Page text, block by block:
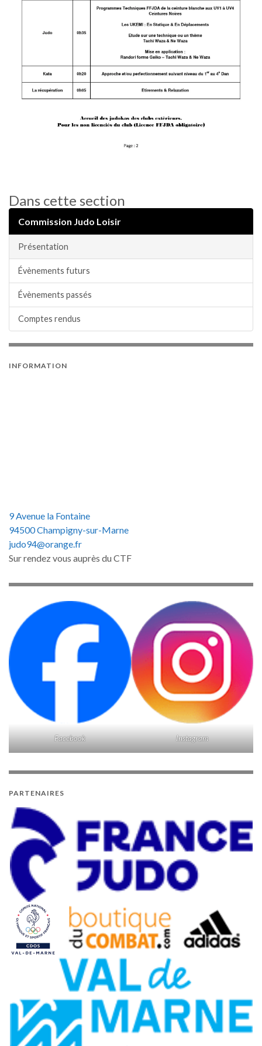
Dans cette section
Commission Judo Loisir
Présentation
Évènements futurs
Évènements passés
Comptes rendus
INFORMATION
9 Avenue la Fontaine
94500 Champigny-sur-Marne
judo94@orange.fr
Sur rendez vous auprès du CTF
Facebook Instagram
PARTENAIRES